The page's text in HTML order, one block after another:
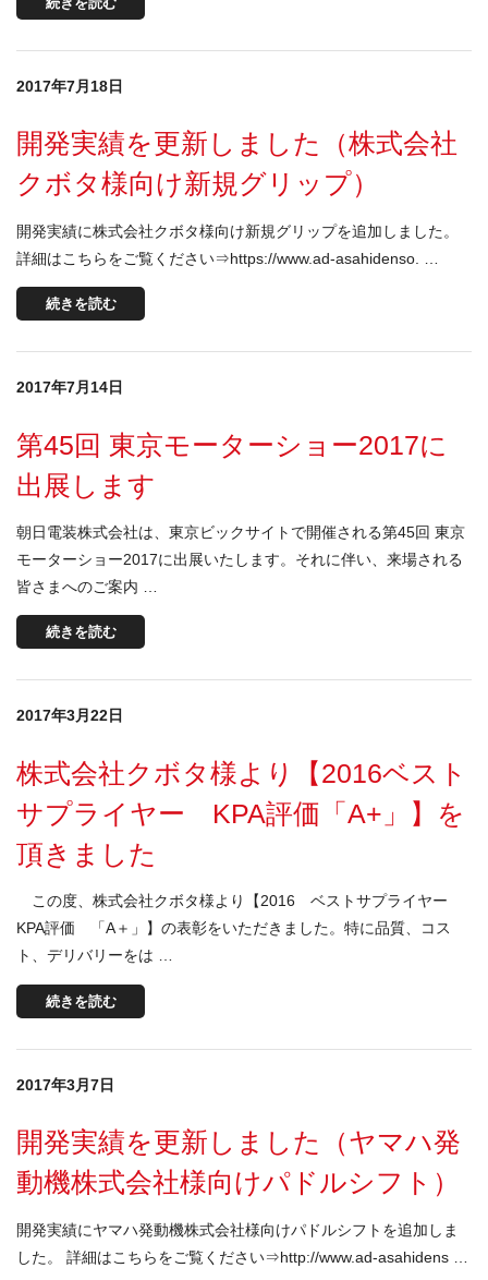
2017年7月18日
開発実績を更新しました（株式会社
クボタ様向け新規グリップ）
開発実績に株式会社クボタ様向け新規グリップを追加しました。
詳細はこちらをご覧ください⇒https://www.ad-asahidenso. …
続きを読む
2017年7月14日
第45回 東京モーターショー2017に
出展します
朝日電装株式会社は、東京ビックサイトで開催される第45回 東京
モーターショー2017に出展いたします。それに伴い、来場される
皆さまへのご案内 …
続きを読む
2017年3月22日
株式会社クボタ様より【2016ベスト
サプライヤー KPA評価「A+」】を
頂きました
この度、株式会社クボタ様より【2016 ベストサプライヤー
KPA評価 「A＋」】の表彰をいただきました。特に品質、コス
ト、デリバリーをは …
続きを読む
2017年3月7日
開発実績を更新しました（ヤマハ発
動機株式会社様向けパドルシフト）
開発実績にヤマハ発動機株式会社様向けパドルシフトを追加しま
した。 詳細はこちらをご覧ください⇒http://www.ad-asahidens …